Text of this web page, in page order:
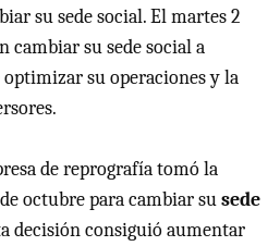
su sede social. El martes 2
cambiar su sede social a
su operaciones y la
de reprografía tomó la
octubre para cambiar susede
decisión consiguió aumentar